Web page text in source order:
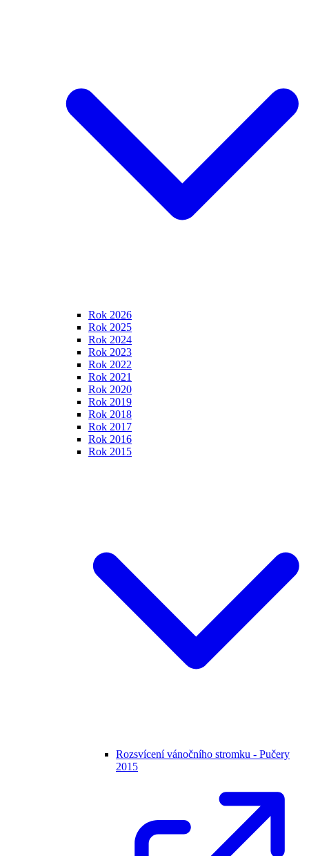
Rok 2026
Rok 2025
Rok 2024
Rok 2023
Rok 2022
Rok 2021
Rok 2020
Rok 2019
Rok 2018
Rok 2017
Rok 2016
Rok 2015
Rozsvícení vánočního stromku - Pučery
2015